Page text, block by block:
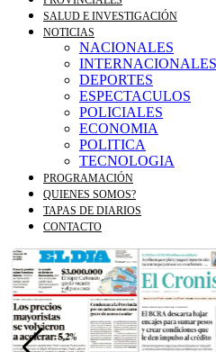
SALUD E INVESTIGACIÓN
NOTICIAS
NACIONALES
INTERNACIONALES
DEPORTES
ESPECTACULOS
POLICIALES
ECONOMIA
POLITICA
TECNOLOGIA
PROGRAMACIÓN
QUIENES SOMOS?
TAPAS DE DIARIOS
CONTACTO